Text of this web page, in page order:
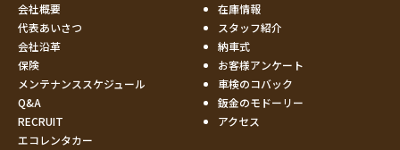
会社概要
代表あいさつ
会社沿革
保険
メンテナンススケジュール
Q&A
RECRUIT
エコレンタカー
在庫情報
スタッフ紹介
納車式
お客様アンケート
車検のコバック
鈑金のモドーリー
アクセス